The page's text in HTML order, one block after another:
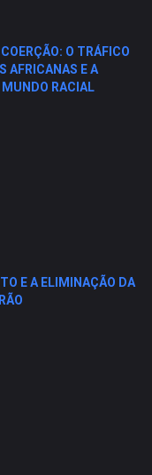
O TRÁFICO
AFRICANAS E A
RACIAL
E A ELIMINAÇÃO DA